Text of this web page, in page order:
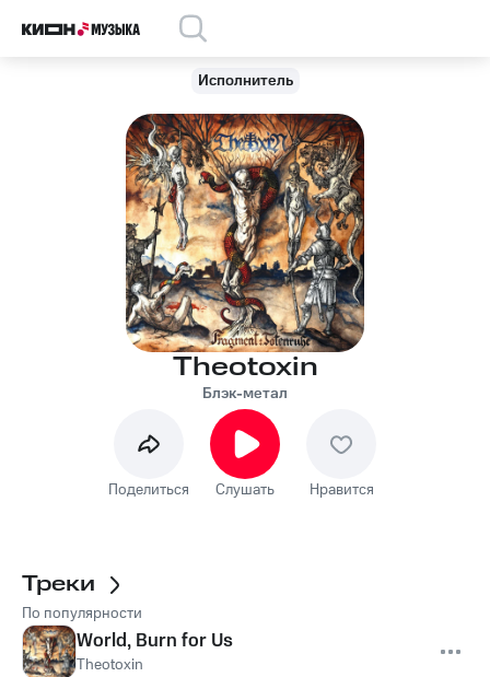
Исполнитель
Theotoxin
Блэк-метал
Поделиться Слушать Нравится
Треки
По популярности
World, Burn for Us
Theotoxin